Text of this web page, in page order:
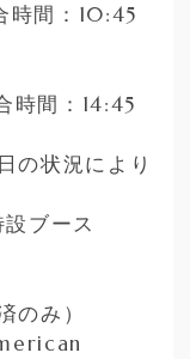
時間：10:45
時間：14:45
状況により
ブース
のみ）